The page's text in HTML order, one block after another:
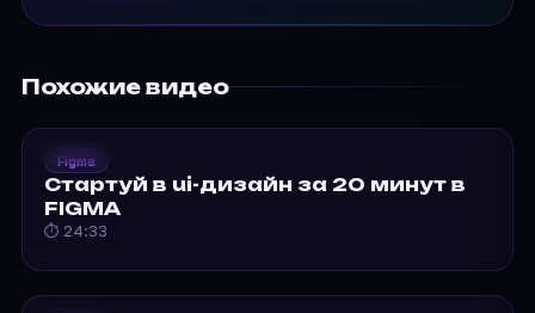
Похожие видео
Стартуй в ui-дизайн за…
Figma
Стартуй в ui-дизайн за 20 минут в
FIGMA
⏱ 24:33